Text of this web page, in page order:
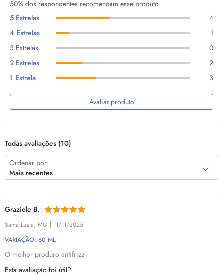
50% dos respondentes recomendam esse produto.
5 Estrelas
4
4 Estrelas
1
3 Estrelas
0
2 Estrelas
2
1 Estrela
3
Avaliar produto
Todas avaliações (10)
Ordenar por:
Mais recentes
Graziele B.
Santa Luzia, MG | 11/11/2025
VARIAÇÃO: 60 ML
O melhor produro antifrizz
Esta avaliação foi útil?